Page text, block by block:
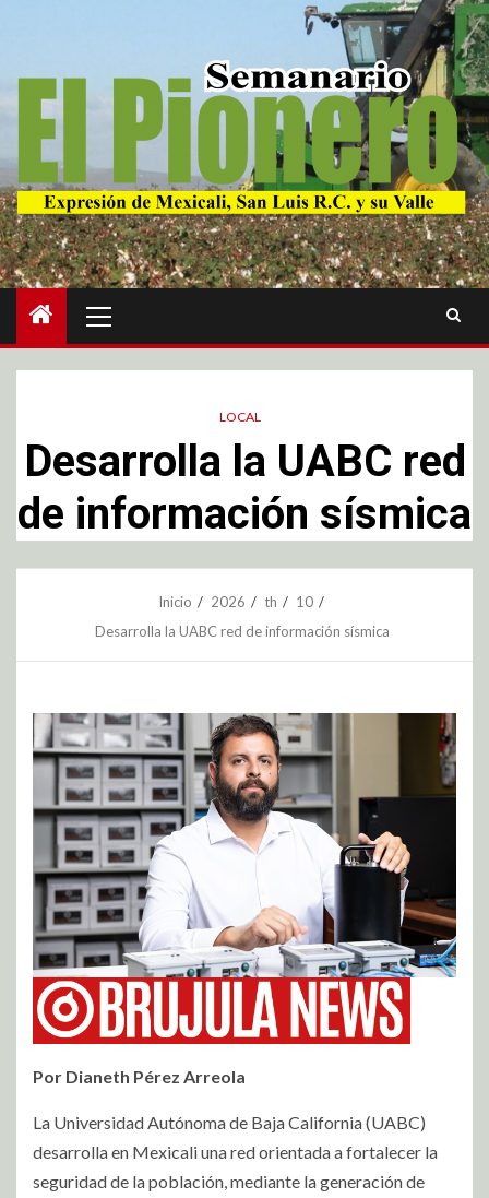
LOCAL
Desarrolla la UABC red
de información sísmica
Inicio 2026 th
10
Desarrolla la UABC red de información sísmica
Por Dianeth Pérez Arreola
La Universidad Autónoma de Baja California (UABC)
desarrolla en Mexicali una red orientada a fortalecer la
seguridad de la población, mediante la generación de